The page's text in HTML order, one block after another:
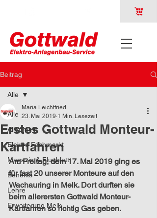
Beitrag
Alle
Allgemein
Elektro Fachmarkt
Magazin & Flugblatt
Benefits
Lehre
Erweiterung Melk
Alle
Erstes Gottwald Monteur-
Kartfahren
Maria Leichtfried
23. Mai 2019 1 Min. Lesezeit
Am Freitag, dem 17. Mai 2019 ging es
für fast 20 unserer Monteure auf den
Wachauring in Melk. Dort durften sie
beim allerersten Gottwald Monteur-
Kartfahren so richtig Gas geben.